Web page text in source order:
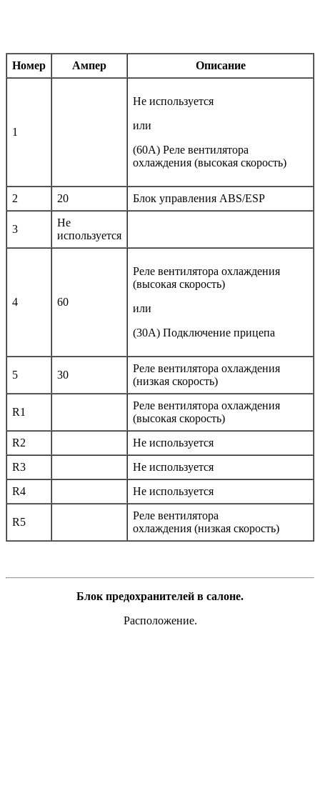
Номер Ампер Описание
1
Не используется
или
(60A) Реле вентилятора
охлаждения (высокая скорость)
2 20 Блок управления ABS/ESP
3
Не
используется
4 60
Реле вентилятора охлаждения
(высокая скорость)
или
(30A) Подключение прицепа
5 30
Реле вентилятора охлаждения
(низкая скорость)
R1
Реле вентилятора охлаждения
(высокая скорость)
R2
Не используется
R3
Не используется
R4
Не используется
R5
Реле вентилятора
охлаждения (низкая скорость)
Блок предохранителей в салоне.
Расположение.